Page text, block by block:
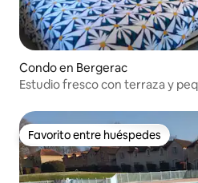
Condo en Bergerac
Estudio fresco con terraza y
Favorito entre huéspedes
Favorito entre huéspedes